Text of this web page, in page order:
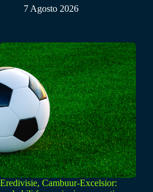
7 Agosto 2026
Eredivisie, Cambuur-Excelsior: